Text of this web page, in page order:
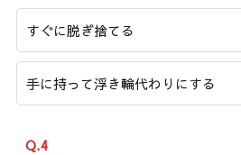
すぐに脱ぎ捨てる
手に持って浮き輪代わりにする
Q.4